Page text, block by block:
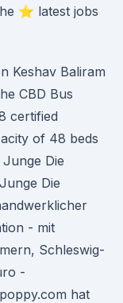
⭐ latest jobs
Keshav Baliram
CBD Bus
certified
of 48 beds
Die
Die
- mit
Schleswig-
-
hat